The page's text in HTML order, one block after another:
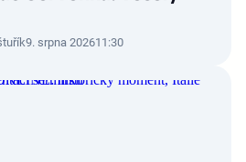
9. srpna 202611:30